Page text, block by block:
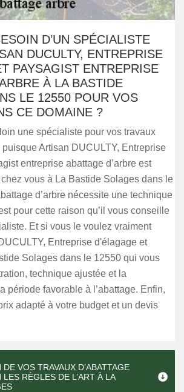
D’UN SPÉCIALISTE
DUCULTY, ENTREPRISE
PAYSAGIST ENTREPRISE
À LA BASTIDE
LE 12550 POUR VOS
CE DOMAINE ?
une spécialiste pour vos travaux
puisque Artisan DUCULTY, Entreprise
entreprise abattage d’arbre est
vous à La Bastide Solages dans le
d’arbre nécessite une technique
pour cette raison qu’il vous conseille
Et si vous le voulez vraiment
Entreprise d'élagage et
Solages dans le 12550 qui vous
technique ajustée et la
période favorable à l’abattage. Enfin,
adapté à votre budget et un devis
VOS TRAVAUX D’ABATTAGE
LES RÈGLES DE L’ART À LA